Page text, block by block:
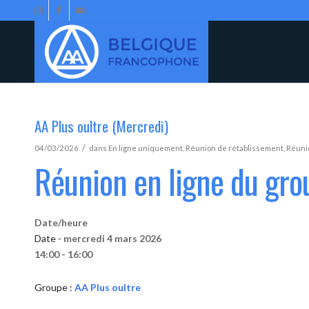
AA Plus oultre (Mercredi)
04/03/2026 / dans En ligne uniquement Réunion de rétablissement
Réunion en ligne du
Date/heure
Date - mercredi 4 mars 2026
14:00 - 16:00
Groupe : AA Plus oultre